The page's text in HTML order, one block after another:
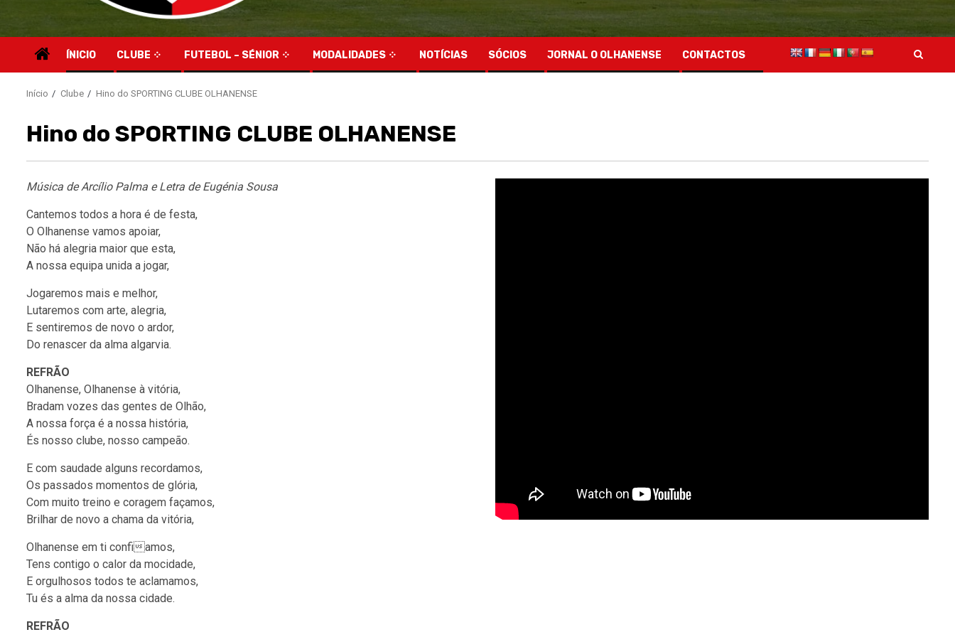
ÍNICIO CLUBE FUTEBOL – SÉNIOR MODALIDADES NOTÍCIAS SÓCIOS JORNAL O OLHANENSE CONTACTOS
Início Clube Hino do SPORTING CLUBE OLHANENSE
Hino do SPORTING CLUBE OLHANENSE
Música de Arcílio Palma e Letra de Eugénia Sousa
Cantemos todos a hora é de festa,
O Olhanense vamos apoiar,
Não há alegria maior que esta,
A nossa equipa unida a jogar,
Jogaremos mais e melhor,
Lutaremos com arte, alegria,
E sentiremos de novo o ardor,
Do renascer da alma algarvia.
REFRÃO
Olhanense, Olhanense à vitória,
Bradam vozes das gentes de Olhão,
A nossa força é a nossa história,
És nosso clube, nosso campeão.
E com saudade alguns recordamos,
Os passados momentos de glória,
Com muito treino e coragem façamos,
Brilhar de novo a chama da vitória,
Olhanense em ti confiamos,
Tens contigo o calor da mocidade,
E orgulhosos todos te aclamamos,
Tu és a alma da nossa cidade.
REFRÃO